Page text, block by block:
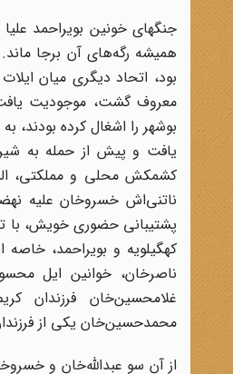
بود، اتحاد دیگری میان
معروف گشت، موجودیت
بوشهر را اشغال کرده بودند،
یافت و پیش از حمله به
کشمکش محلی و مملکتی،
ناتنی‌اش خسروخان علیه
پشتیبانی حضوری خویش، با
کهگیلویه و بویراحمد،‌
ناصرخان، خوانین ایل
غلامحسین‌خان فرزندان
محمدحسین‌خان یکی از
از آن سو عبدالله‌خان و